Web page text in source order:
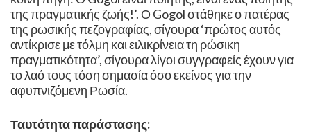
της πραγματικής ζωής!’. Ο Gogol στάθηκε ο πατέρας
της ρωσικής πεζογραφίας, σίγουρα ‘πρώτος αυτός
αντίκρισε με τόλμη και ειλικρίνεια τη ρώσικη
πραγματικότητα’, σίγουρα λίγοι συγγραφείς έχουν για
το λαό τους τόση σημασία όσο εκείνος για την
αφυπνιζόμενη Ρωσία.
Ταυτότητα παράστασης: